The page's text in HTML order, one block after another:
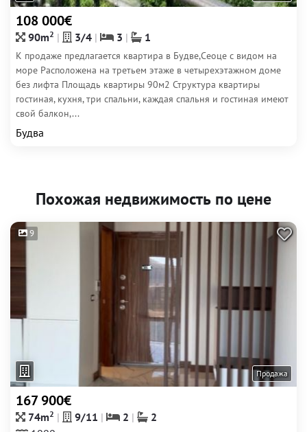
108 000€
90m2 3/4 3 1
К продаже предлагается квартира в Будве,Сеоце с видом на
море Расположена на третьем этаже в четырехэтажном доме
без лифта Площадь квартиры 90м2 Структура квартиры
гостиная, кухня, три спальни, каждая спальня и гостиная имеют
свой балкон,...
Будва
Похожая недвижимость по цене
9
Продажа
167 900€
74m2 9/11 2
2